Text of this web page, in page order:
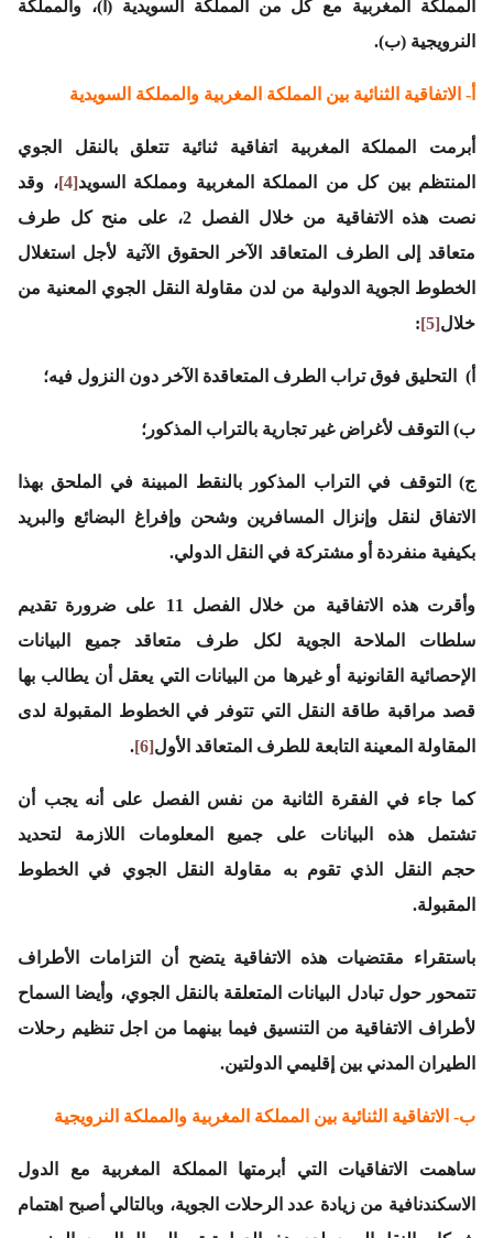
المملكة المغربية مع كل من المملكة السويدية (أ)، والمملكة
النرويجية (ب).
أ- الاتفاقية الثنائية بين المملكة المغربية والمملكة السويدية
أبرمت المملكة المغربية اتفاقية ثنائية تتعلق بالنقل الجوي
المنتظم بين كل من المملكة المغربية ومملكة السويد[4]
، وقد
نصت هذه الاتفاقية من خلال الفصل 2، على منح كل طرف
متعاقد إلى الطرف المتعاقد الآخر الحقوق الآتية لأجل استغلال
الخطوط الجوية الدولية من لدن مقاولة النقل الجوي المعنية من
خلال[5]
:
أ‌) التحليق فوق تراب الطرف المتعاقدة الآخر دون النزول فيه؛
ب‌) التوقف لأغراض غير تجارية بالتراب المذكور؛
ج‌) التوقف في التراب المذكور بالنقط المبينة في الملحق بهذا
الاتفاق لنقل وإنزال المسافرين وشحن وإفراغ البضائع والبريد
بكيفية منفردة أو مشتركة في النقل الدولي.
وأقرت هذه الاتفاقية من خلال الفصل 11 على ضرورة تقديم
سلطات الملاحة الجوية لكل طرف متعاقد جميع البيانات
الإحصائية القانونية أو غيرها من البيانات التي يعقل أن يطالب بها
قصد مراقبة طاقة النقل التي تتوفر في الخطوط المقبولة لدى
المقاولة المعينة التابعة للطرف المتعاقد الأول[6]
.
كما جاء في الفقرة الثانية من نفس الفصل على أنه يجب أن
تشتمل هذه البيانات على جميع المعلومات اللازمة لتحديد
حجم النقل الذي تقوم به مقاولة النقل الجوي في الخطوط
المقبولة.
باستقراء مقتضيات هذه الاتفاقية يتضح أن التزامات الأطراف
تتمحور حول تبادل البيانات المتعلقة بالنقل الجوي، وأيضا السماح
لأطراف الاتفاقية من التنسيق فيما بينهما من اجل تنظيم رحلات
الطيران المدني بين إقليمي الدولتين.
ب- الاتفاقية الثنائية بين المملكة المغربية والمملكة النرويجية
ساهمت الاتفاقيات التي أبرمتها المملكة المغربية مع الدول
الاسكندنافية من زيادة عدد الرحلات الجوية، وبالتالي أصبح اهتمام